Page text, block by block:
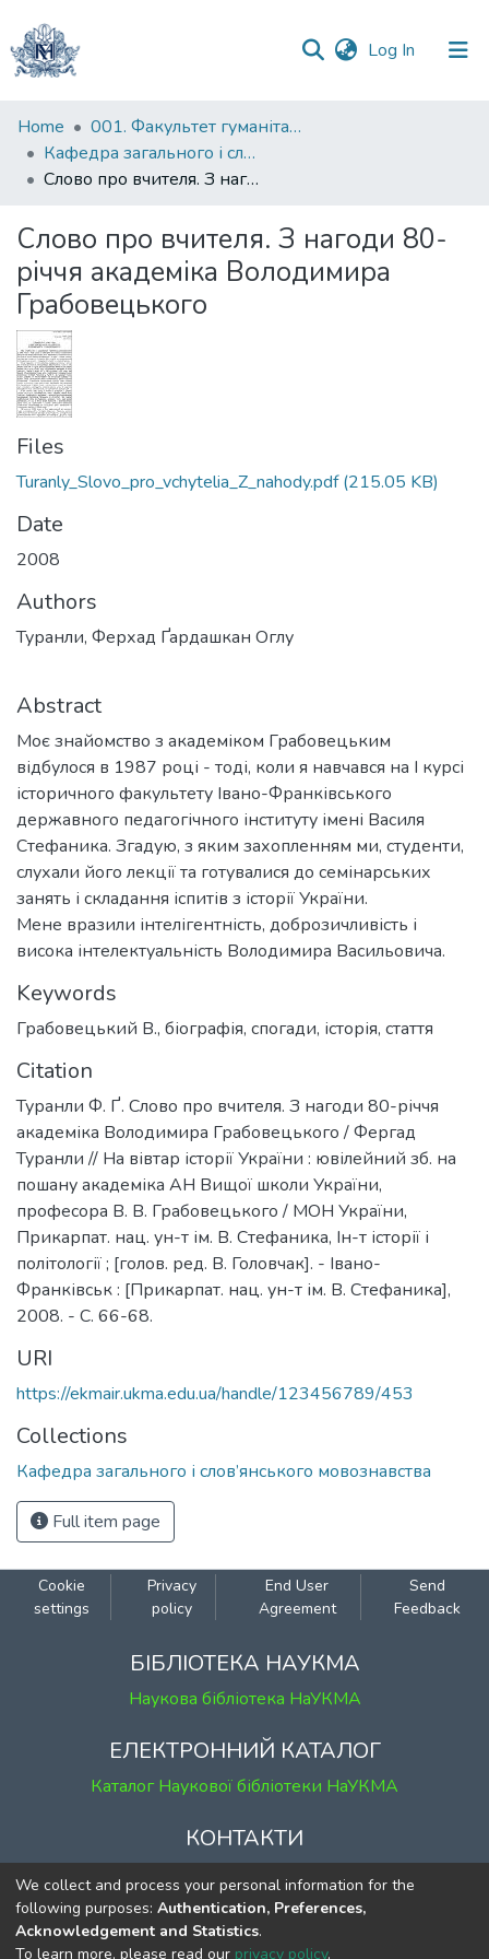
Log In (current)
Communities
&
Collections
Statistics
Home
001. Факультет гуманітарних наук
Кафедра загального і слов’янського мовознавства
Слово про вчителя. З нагоди 80-річчя академіка Володимира Грабовецького
Слово про вчителя. З нагоди 80-
річчя академіка Володимира
Грабовецького
Files
Turanly_Slovo_pro_vchytelia_Z_nahody.pdf(215.05 KB)
Date
2008
Authors
Туранли, Ферхад Ґардашкан Оглу
Abstract
Моє знайомство з академіком Грабовецьким
відбулося в 1987 році - тоді, коли я навчався на І курсі
історичного факультету Івано-Франківського
державного педагогічного інституту імені Василя
Стефаника. Згадую, з яким захопленням ми, студенти,
слухали його лекції та готувалися до семінарських
занять і складання іспитів з історії України.
Мене вразили інтелігентність, доброзичливість і
висока інтелектуальність Володимира Васильовича.
Keywords
Грабовецький В., біографія, спогади, історія, стаття
Citation
Туранли Ф. Ґ. Слово про вчителя. З нагоди 80-річчя
академіка Володимира Грабовецького / Фергад
Туранли // На вівтар історії України : ювілейний зб. на
пошану академіка АН Вищої школи України,
професора В. В. Грабовецького / МОН України,
Прикарпат. нац. ун-т ім. В. Стефаника, Ін-т історії і
політології ; [голов. ред. В. Головчак]. - Івано-
Франківськ : [Прикарпат. нац. ун-т ім. В. Стефаника],
2008. - С. 66-68.
URI
https://ekmair.ukma.edu.ua/handle/123456789/453
Collections
Кафедра загального і слов’янського мовознавства
Full item page
Cookie
settings
Privacy
policy
End User
Agreement
Send
Feedback
БІБЛІОТЕКА НАУКМА
Наукова бібліотека НаУКМА
ЕЛЕКТРОННИЙ КАТАЛОГ
Каталог Наукової бібліотеки НаУКМА
КОНТАКТИ
м. Київ, вул. Григорія Сковороди, 2
к. 1, к. 120
тел. (044) 463-69-31
We collect and process your personal information for the
following purposes: Authentication, Preferences,
Acknowledgement and Statistics.
To learn more, please read our privacy policy.